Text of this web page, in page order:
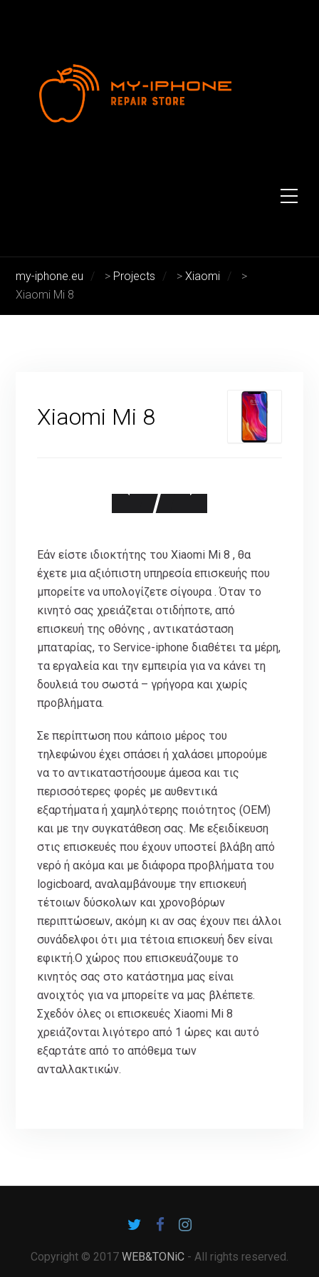
my-iphone.eu > Projects >Xiaomi
>
Xiaomi Mi 8
Xiaomi Mi 8
Εάν είστε ιδιοκτήτης του Xiaomi Mi 8 , θα
έχετε μια αξιόπιστη υπηρεσία επισκευής που
μπορείτε να υπολογίζετε σίγουρα . Όταν το
κινητό σας χρειάζεται οτιδήποτε, από
επισκευή της οθόνης , αντικατάσταση
μπαταρίας, το Service-iphone διαθέτει τα μέρη,
τα εργαλεία και την εμπειρία για να κάνει τη
δουλειά του σωστά – γρήγορα και χωρίς
προβλήματα.
Σε περίπτωση που κάποιο μέρος του
τηλεφώνου έχει σπάσει ή χαλάσει μπορούμε
να το αντικαταστήσουμε άμεσα και τις
περισσότερες φορές με αυθεντικά
εξαρτήματα ή χαμηλότερης ποιότητος (ΟΕΜ)
και με την συγκατάθεση σας. Με εξειδίκευση
στις επισκευές που έχουν υποστεί βλάβη από
νερό ή ακόμα και με διάφορα προβλήματα του
logicboard, αναλαμβάνουμε την επισκευή
τέτοιων δύσκολων και χρονοβόρων
περιπτώσεων, ακόμη κι αν σας έχουν πει άλλοι
συνάδελφοι ότι μια τέτοια επισκευή δεν είναι
εφικτή.Ο χώρος που επισκευάζουμε το
κινητός σας στο κατάστημα μας είναι
ανοιχτός για να μπορείτε να μας βλέπετε.
Σχεδόν όλες οι επισκευές Xiaomi Mi 8
χρειάζονται λιγότερο από 1 ώρες και αυτό
εξαρτάτε από το απόθεμα των
ανταλλακτικών.
Copyright © 2017 WEB&TONiC - All rights reserved.